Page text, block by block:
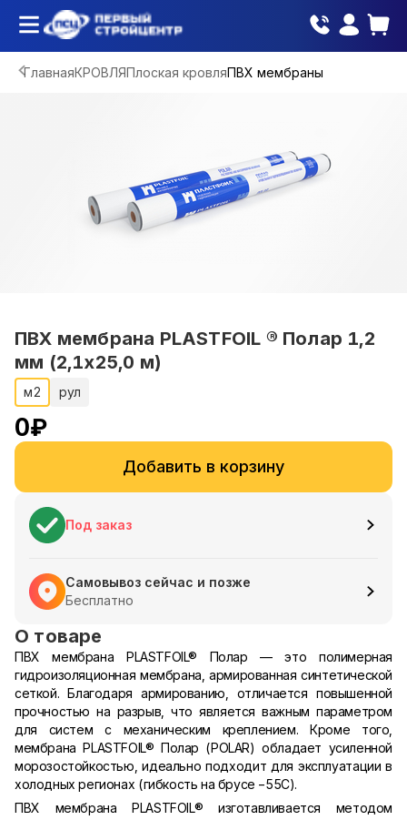
ГлавнаяКРОВЛЯПлоская кровляПВХ мембраны
ПВХ мембрана PLASTFOIL ® Полар 1,2
мм (2,1х25,0 м)
м2 рул
0₽
Добавить в корзину
Под заказ
Самовывоз сейчас и позже
Бесплатно
О товаре
ПВХ мембрана PLASTFOIL® Полар — это полимерная
гидроизоляционная мембрана, армированная синтетической
сеткой. Благодаря армированию, отличается повышенной
прочностью на разрыв, что является важным параметром
для систем с механическим креплением. Кроме того,
мембрана PLASTFOIL® Полар (POLAR) обладает усиленной
морозостойкостью, идеально подходит для эксплуатации в
холодных регионах (гибкость на брусе −55С).
ПВХ мембрана PLASTFOIL® изготавливается методом